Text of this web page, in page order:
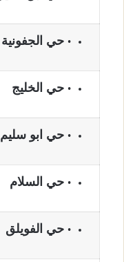
حي الجفونية
حي الخليج
حي ابو سليم
حي السلام
حي الفويلق